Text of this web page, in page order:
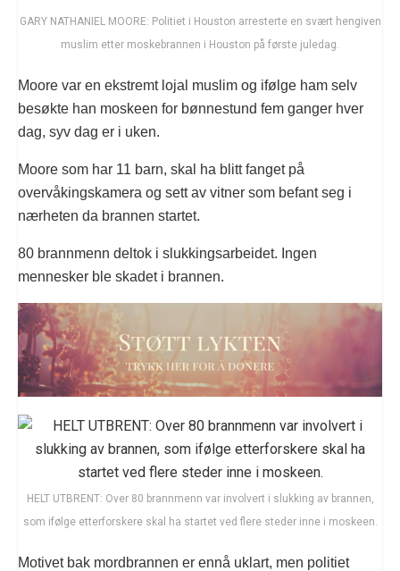
GARY NATHANIEL MOORE: Politiet i Houston arresterte en svært hengiven
muslim etter moskebrannen i Houston på første juledag.
Moore var en ekstremt lojal muslim og ifølge ham selv
besøkte han moskeen for bønnestund fem ganger hver
dag, syv dag er i uken.
Moore som har 11 barn, skal ha blitt fanget på
overvåkingskamera og sett av vitner som befant seg i
nærheten da brannen startet.
80 brannmenn deltok i slukkingsarbeidet. Ingen
mennesker ble skadet i brannen.
HELT UTBRENT: Over 80 brannmenn var involvert i slukking av brannen,
som ifølge etterforskere skal ha startet ved flere steder inne i moskeen.
Motivet bak mordbrannen er ennå uklart, men politiet